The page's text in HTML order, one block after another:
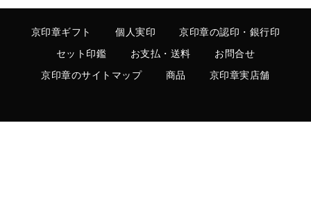
京印章ギフト 個人実印 京印章の認印・銀行印
セット印鑑 お支払・送料 お問合せ
京印章のサイトマップ 商品 京印章実店舗